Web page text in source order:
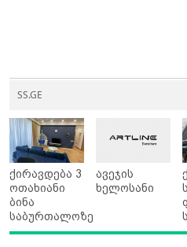
SS.GE
ქირავდება 3
ოთახიანი
ბინა
საბურთალოზე
ავეჯის
ხელოსანი